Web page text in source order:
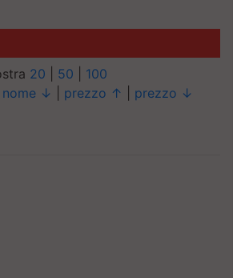
20 50
100
nome ↓ prezzo ↑ prezzo ↓